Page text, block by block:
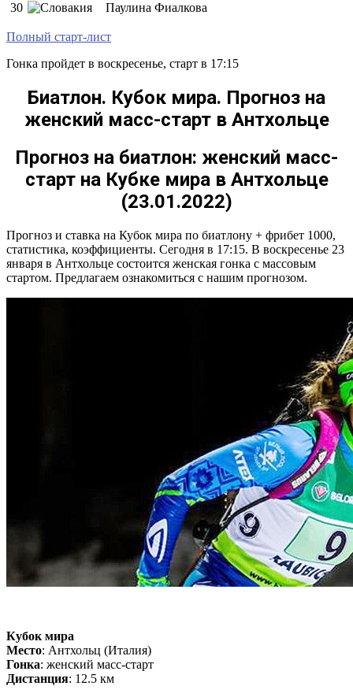
30
Паулина Фиалкова
Полный старт-лист
Гонка пройдет в воскресенье, старт в 17:15
Биатлон. Кубок мира. Прогноз на
женский масс-старт в Антхольце
Прогноз на биатлон: женский масс-
старт на Кубке мира в Антхольце
(23.01.2022)
Прогноз и ставка на Кубок мира по биатлону + фрибет 1000,
статистика, коэффициенты. Сегодня в 17:15. В воскресенье 23
января в Антхольце состоится женская гонка с массовым
стартом. Предлагаем ознакомиться с нашим прогнозом.
Кубок мира
Место: Антхольц (Италия)
Гонка: женский масс-старт
Дистанция: 12.5 км